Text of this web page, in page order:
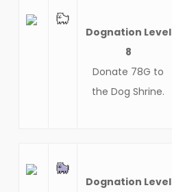
Dognation Level
8
Donate 78G to
the Dog Shrine.
Dognation Level